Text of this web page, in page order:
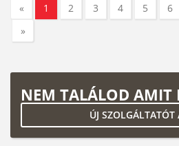
« 1 2 3 4 5 6
»
NEM TALÁLOD AMIT
ÚJ SZOLGÁLTATÓT